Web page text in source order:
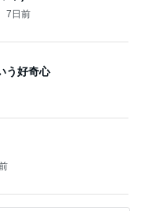
7日前
う好奇心